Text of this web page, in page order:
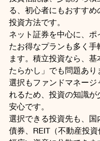
る、初心者にもおすすめ
投資方法です。
ネット証券を中心に、ポ
たお得なプランも多く手
ます。積立投資なら、基
たらかし」でも問題あり
選択もファンドマネージ
れるため、投資の知識が
安心です。
選択できる投資先も、国
債券、REIT（不動産投資